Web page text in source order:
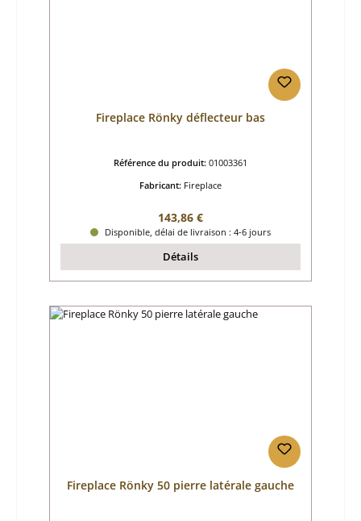
Fireplace Rönky déflecteur bas
Référence du produit: 01003361
Fabricant: Fireplace
Prix régulier :
143,86 €
Disponible, délai de livraison : 4-6 jours
Détails
Fireplace Rönky 50 pierre latérale gauche